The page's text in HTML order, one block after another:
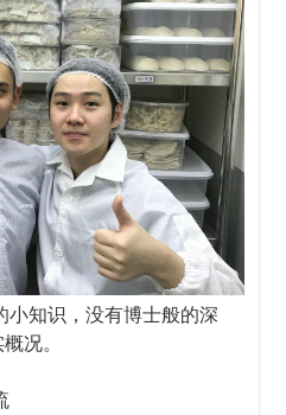
小知识，没有博士般的深
况。